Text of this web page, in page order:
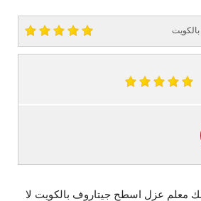
معلم عزل اسطح جيتاروف بالكويت لا